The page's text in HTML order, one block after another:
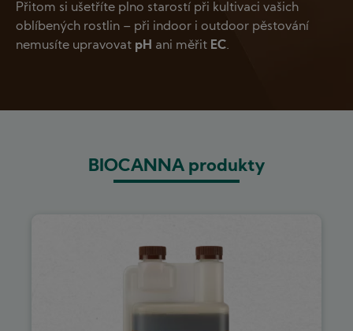
Přitom si ušetříte plno starostí při kultivaci vašich
oblíbených rostlin – při indoor i outdoor pěstování
nemusíte upravovat pH ani měřit EC.
BIOCANNA produkty